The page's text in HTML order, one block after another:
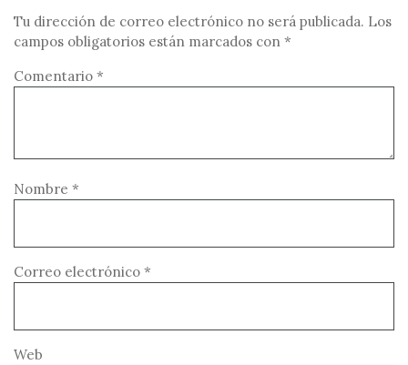
Tu dirección de correo electrónico no será publicada. Los
campos obligatorios están marcados con *
Comentario *
Nombre *
Correo electrónico *
Web